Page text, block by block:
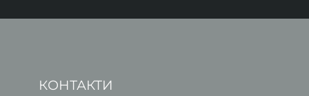
КОНТАКТИ